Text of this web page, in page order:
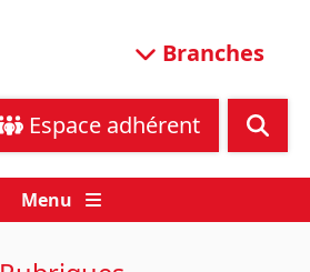
Branches
Espace adhérent
Menu